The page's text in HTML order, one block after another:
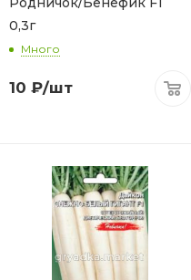
0,3г
Много
10 ₽/шт